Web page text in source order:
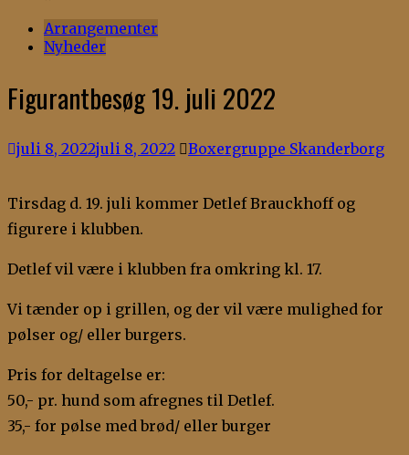
Arrangementer
Nyheder
Figurantbesøg 19. juli 2022
juli 8, 2022juli 8, 2022 Boxergruppe Skanderborg
Tirsdag d. 19. juli kommer Detlef Brauckhoff og
figurere i klubben.
Detlef vil være i klubben fra omkring kl. 17.
Vi tænder op i grillen, og der vil være mulighed for
pølser og/ eller burgers.
Pris for deltagelse er:
50,- pr. hund som afregnes til Detlef.
35,- for pølse med brød/ eller burger